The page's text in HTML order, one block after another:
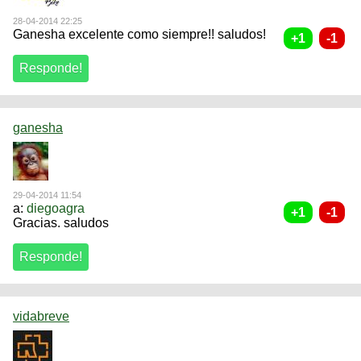
28-04-2014 22:25
Ganesha excelente como siempre!! saludos!
ganesha
29-04-2014 11:54
a: diegoagra
Gracias. saludos
vidabreve